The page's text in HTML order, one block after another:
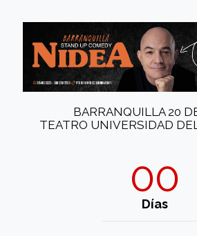
BARRANQUILLA 20
TEATRO UNIVERSIDAD
00
Días